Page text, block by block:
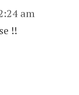
am
!!